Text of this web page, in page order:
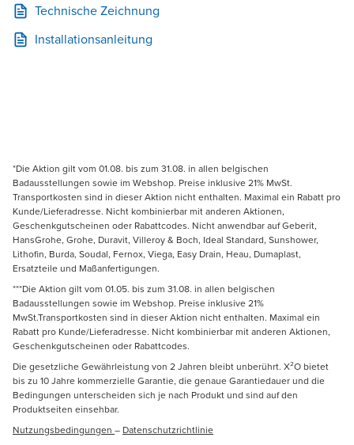
Technische Zeichnung
Installationsanleitung
*Die Aktion gilt vom 01.08. bis zum 31.08. in allen belgischen
Badausstellungen sowie im Webshop. Preise inklusive 21% MwSt.
Transportkosten sind in dieser Aktion nicht enthalten. Maximal ein Rabatt pro
Kunde/Lieferadresse. Nicht kombinierbar mit anderen Aktionen,
Geschenkgutscheinen oder Rabattcodes. Nicht anwendbar auf Geberit,
HansGrohe, Grohe, Duravit, Villeroy & Boch, Ideal Standard, Sunshower,
Lithofin, Burda, Soudal, Fernox, Viega, Easy Drain, Heau, Dumaplast,
Ersatzteile und Maßanfertigungen.
***Die Aktion gilt vom 01.05. bis zum 31.08. in allen belgischen
Badausstellungen sowie im Webshop. Preise inklusive 21%
MwSt.Transportkosten sind in dieser Aktion nicht enthalten. Maximal ein
Rabatt pro Kunde/Lieferadresse. Nicht kombinierbar mit anderen Aktionen,
Geschenkgutscheinen oder Rabattcodes.
Die gesetzliche Gewährleistung von 2 Jahren bleibt unberührt. X²O bietet
bis zu 10 Jahre kommerzielle Garantie, die genaue Garantiedauer und die
Bedingungen unterscheiden sich je nach Produkt und sind auf den
Produktseiten einsehbar.
Nutzungsbedingungen – Datenschutzrichtlinie